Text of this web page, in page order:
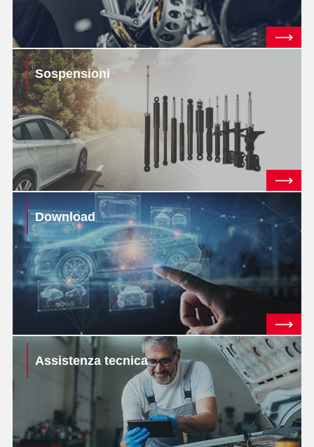
Sospensioni
Download
Assistenza tecnica